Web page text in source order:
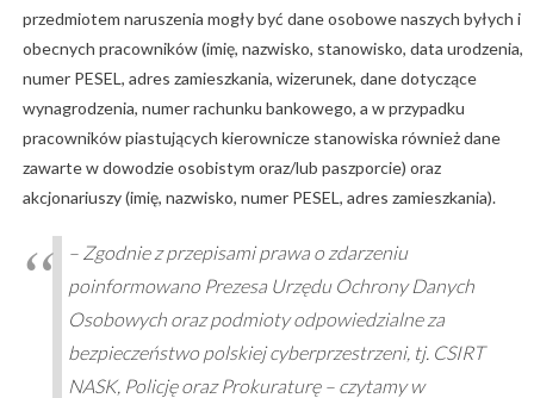
przedmiotem naruszenia mogły być dane osobowe naszych byłych i
obecnych pracowników (imię, nazwisko, stanowisko, data urodzenia,
numer PESEL, adres zamieszkania, wizerunek, dane dotyczące
wynagrodzenia, numer rachunku bankowego, a w przypadku
pracowników piastujących kierownicze stanowiska również dane
zawarte w dowodzie osobistym oraz/lub paszporcie) oraz
akcjonariuszy (imię, nazwisko, numer PESEL, adres zamieszkania).
– Zgodnie z przepisami prawa o zdarzeniu
poinformowano Prezesa Urzędu Ochrony Danych
Osobowych oraz podmioty odpowiedzialne za
bezpieczeństwo polskiej cyberprzestrzeni, tj. CSIRT
NASK, Policję oraz Prokuraturę – czytamy w